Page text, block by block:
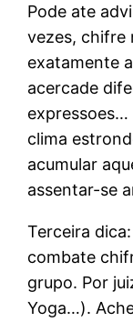
Pode ate
vezes, chifre
exatamente
acercade
expressoes…
clima
acumular
assentar-se
Terceira
combate
grupo. Por
Yoga…).